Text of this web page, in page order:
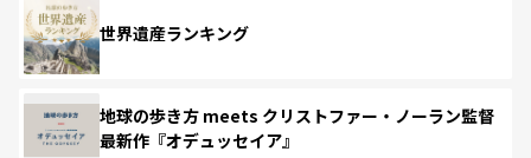
世界遺産ランキング
地球の歩き方 meets クリストファー・ノーラン監督
最新作『オデュッセイア』